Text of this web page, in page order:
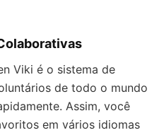
Viki é o sistema de
de todo o mundo
Assim, você
em vários idiomas